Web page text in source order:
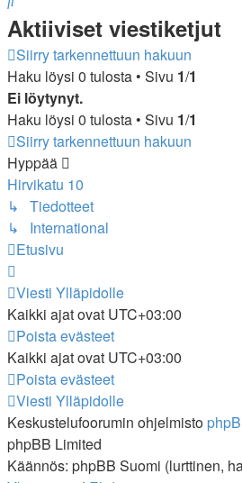
Aktiiviset viestiketjut
Siirry tarkennettuun hakuun
Haku löysi 0 tulosta • Sivu 1/1
Ei löytynyt.
Haku löysi 0 tulosta • Sivu 1/1
Siirry tarkennettuun hakuun
Hyppää
Hirvikatu 10
↳ Tiedotteet
↳ International
Etusivu
Viesti Ylläpidolle
Kaikki ajat ovat UTC+03:00
Poista evästeet
Kaikki ajat ovat UTC+03:00
Poista evästeet
Viesti Ylläpidolle
Keskustelufoorumin ohjelmisto
phpBB Limited
Käännös: phpBB Suomi (lurttinen,